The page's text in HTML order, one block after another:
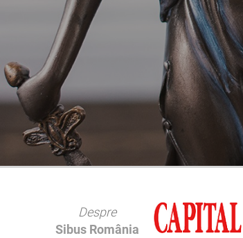
Despre
Sibus România